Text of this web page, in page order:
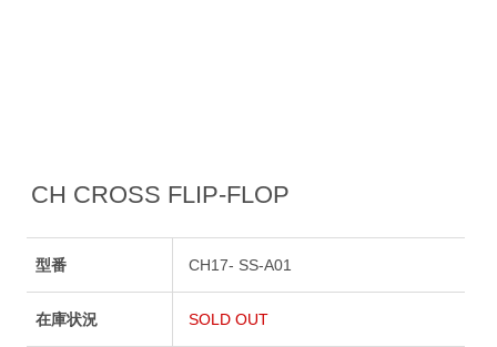
CH CROSS FLIP-FLOP
型番 CH17- SS-A01
在庫状況 SOLD OUT